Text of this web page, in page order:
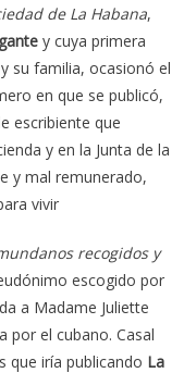
de La Habana,
y cuya primera
su familia, ocasionó el
en que se publicó,
escribiente que
y en la Junta de la
y mal remunerado,
vivir
recogidos y
escogido por
a Madame Juliette
por el cubano. Casal
que iría publicando La